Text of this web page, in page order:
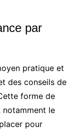
par
pratique et
des conseils de
forme de
notamment le
pour